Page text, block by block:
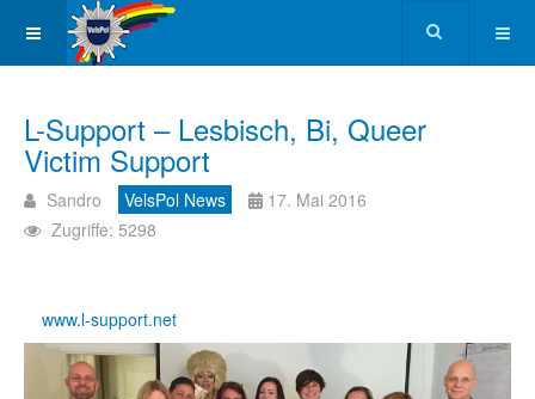
L-Support – Lesbisch, Bi, Queer
Victim Support
Sandro VelsPol News
17. Mai 2016
Zugriffe: 5298
www.l-support.net